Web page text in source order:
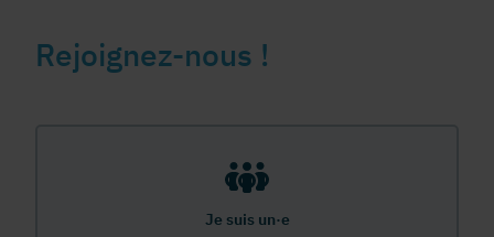
Rejoignez-nous !
Je suis un·e